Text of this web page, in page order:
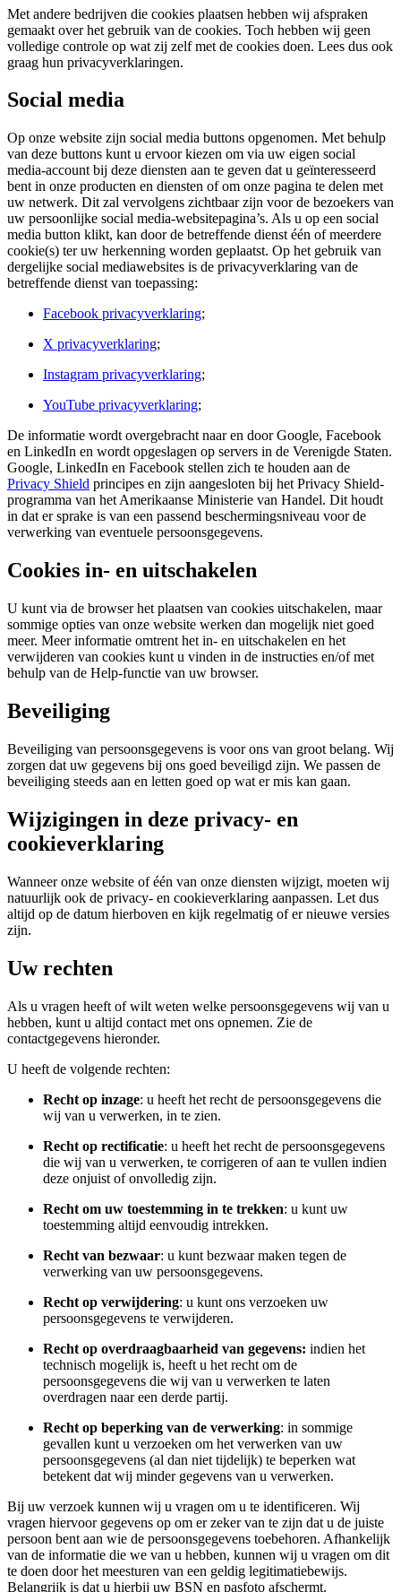
Met andere bedrijven die cookies plaatsen hebben wij afspraken
gemaakt over het gebruik van de cookies. Toch hebben wij geen
volledige controle op wat zij zelf met de cookies doen. Lees dus ook
graag hun privacyverklaringen.
Social media
Op onze website zijn social media buttons opgenomen. Met behulp
van deze buttons kunt u ervoor kiezen om via uw eigen social
media-account bij deze diensten aan te geven dat u geïnteresseerd
bent in onze producten en diensten of om onze pagina te delen met
uw netwerk. Dit zal vervolgens zichtbaar zijn voor de bezoekers van
uw persoonlijke social media-websitepagina’s. Als u op een social
media button klikt, kan door de betreffende dienst één of meerdere
cookie(s) ter uw herkenning worden geplaatst. Op het gebruik van
dergelijke social mediawebsites is de privacyverklaring van de
betreffende dienst van toepassing:
Facebook privacyverklaring;
X privacyverklaring;
Instagram privacyverklaring;
YouTube privacyverklaring;
De informatie wordt overgebracht naar en door Google, Facebook
en LinkedIn en wordt opgeslagen op servers in de Verenigde Staten.
Google, LinkedIn en Facebook stellen zich te houden aan de
Privacy Shield principes en zijn aangesloten bij het Privacy Shield-
programma van het Amerikaanse Ministerie van Handel. Dit houdt
in dat er sprake is van een passend beschermingsniveau voor de
verwerking van eventuele persoonsgegevens.
Cookies in- en uitschakelen
U kunt via de browser het plaatsen van cookies uitschakelen, maar
sommige opties van onze website werken dan mogelijk niet goed
meer. Meer informatie omtrent het in- en uitschakelen en het
verwijderen van cookies kunt u vinden in de instructies en/of met
behulp van de Help-functie van uw browser.
Beveiliging
Beveiliging van persoonsgegevens is voor ons van groot belang. Wij
zorgen dat uw gegevens bij ons goed beveiligd zijn. We passen de
beveiliging steeds aan en letten goed op wat er mis kan gaan.
Wijzigingen in deze privacy- en
cookieverklaring
Wanneer onze website of één van onze diensten wijzigt, moeten wij
natuurlijk ook de privacy- en cookieverklaring aanpassen. Let dus
altijd op de datum hierboven en kijk regelmatig of er nieuwe versies
zijn.
Uw rechten
Als u vragen heeft of wilt weten welke persoonsgegevens wij van u
hebben, kunt u altijd contact met ons opnemen. Zie de
contactgegevens hieronder.
U heeft de volgende rechten:
Recht op inzage: u heeft het recht de persoonsgegevens die
wij van u verwerken, in te zien.
Recht op rectificatie: u heeft het recht de persoonsgegevens
die wij van u verwerken, te corrigeren of aan te vullen indien
deze onjuist of onvolledig zijn.
Recht om uw toestemming in te trekken: u kunt uw
toestemming altijd eenvoudig intrekken.
Recht van bezwaar: u kunt bezwaar maken tegen de
verwerking van uw persoonsgegevens.
Recht op verwijdering: u kunt ons verzoeken uw
persoonsgegevens te verwijderen.
Recht op overdraagbaarheid van gegevens: indien het
technisch mogelijk is, heeft u het recht om de
persoonsgegevens die wij van u verwerken te laten
overdragen naar een derde partij.
Recht op beperking van de verwerking: in sommige
gevallen kunt u verzoeken om het verwerken van uw
persoonsgegevens (al dan niet tijdelijk) te beperken wat
betekent dat wij minder gegevens van u verwerken.
Bij uw verzoek kunnen wij u vragen om u te identificeren. Wij
vragen hiervoor gegevens op om er zeker van te zijn dat u de juiste
persoon bent aan wie de persoonsgegevens toebehoren. Afhankelijk
van de informatie die we van u hebben, kunnen wij u vragen om dit
te doen door het meesturen van een geldig legitimatiebewijs.
Belangrijk is dat u hierbij uw BSN en pasfoto afschermt.